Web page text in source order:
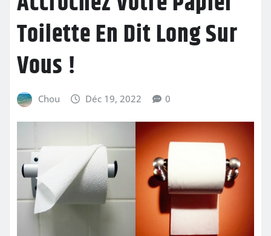
Toilette En Dit Long Sur
Vous !
Chou Déc 19, 2022 0